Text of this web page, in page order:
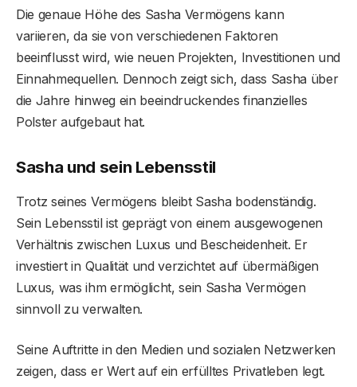
Die genaue Höhe des Sasha Vermögens kann
variieren, da sie von verschiedenen Faktoren
beeinflusst wird, wie neuen Projekten, Investitionen und
Einnahmequellen. Dennoch zeigt sich, dass Sasha über
die Jahre hinweg ein beeindruckendes finanzielles
Polster aufgebaut hat.
Sasha und sein Lebensstil
Trotz seines Vermögens bleibt Sasha bodenständig.
Sein Lebensstil ist geprägt von einem ausgewogenen
Verhältnis zwischen Luxus und Bescheidenheit. Er
investiert in Qualität und verzichtet auf übermäßigen
Luxus, was ihm ermöglicht, sein Sasha Vermögen
sinnvoll zu verwalten.
Seine Auftritte in den Medien und sozialen Netzwerken
zeigen, dass er Wert auf ein erfülltes Privatleben legt.